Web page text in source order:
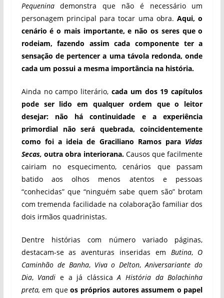
Pequeninademonstra que não é necessário um
personagem principal para tocar uma obra.Aqui, o
cenário é o mais importante, e não os seres que o
rodeiam, fazendo assim cada componente ter a
sensação de pertencer a uma távola redonda, onde
cada um possui a mesma importância na história.
Ainda no campo literário, cada um dos 19 capítulos
pode ser lido em qualquer ordem que o leitor
desejar: não há continuidade e a experiência
primordial não será quebrada, coincidentemente
como foi a ideia de Graciliano Ramos para Vidas
Secas, outra obra interiorana. Causos que facilmente
cairiam no esquecimento, cenários que passam
batido aos olhos menos atentos e pessoas
“conhecidas” que “ninguém sabe quem são” brotam
com tremenda facilidade na colaboração familiar dos
dois irmãos quadrinistas.
Dentre histórias com número variado páginas,
destacam-se as aventuras inseridas em Butina, O
Caminhão de Banha, Viva o Delton,Aniversariante do
Dia, Vandi e a já clássicaA História da Bolachinha
preta,em queos próprios autores assumem o papel